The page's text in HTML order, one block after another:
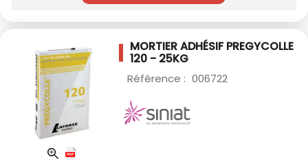
MORTIER ADHÉSIF PREGYCOLLE
120 - 25KG
Référence : 006722